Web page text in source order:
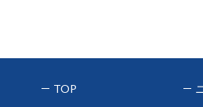
TOP